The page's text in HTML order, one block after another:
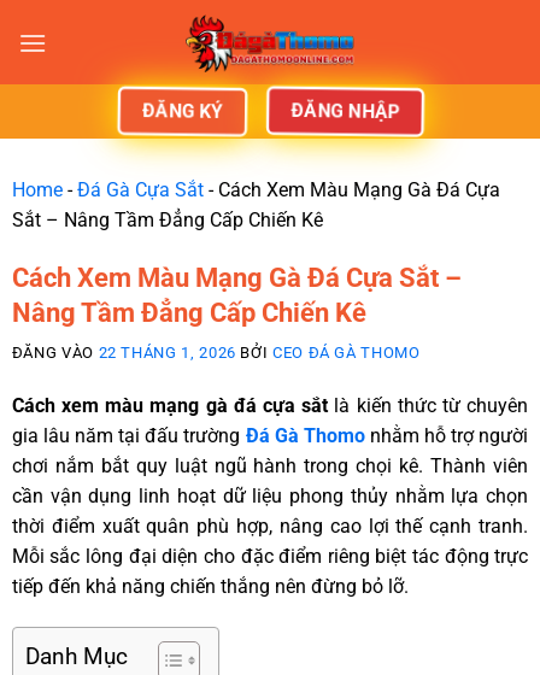
ĐĂNG KÝ ĐĂNG NHẬP
Home-Đá Gà Cựa Sắt- Cách Xem Màu Mạng Gà Đá Cựa
Sắt – Nâng Tầm Đẳng Cấp Chiến Kê
Cách Xem Màu Mạng Gà Đá Cựa Sắt –
Nâng Tầm Đẳng Cấp Chiến Kê
ĐĂNG VÀO 22 THÁNG 1, 2026 BỞICEO ĐÁ GÀ THOMO
Cách xem màu mạng gà đá cựa sắt là kiến thức từ chuyên
gia lâu năm tại đấu trường Đá Gà Thomonhằm hỗ trợ người
chơi nắm bắt quy luật ngũ hành trong chọi kê. Thành viên
cần vận dụng linh hoạt dữ liệu phong thủy nhằm lựa chọn
thời điểm xuất quân phù hợp, nâng cao lợi thế cạnh tranh.
Mỗi sắc lông đại diện cho đặc điểm riêng biệt tác động trực
tiếp đến khả năng chiến thắng nên đừng bỏ lỡ.
Danh Mục